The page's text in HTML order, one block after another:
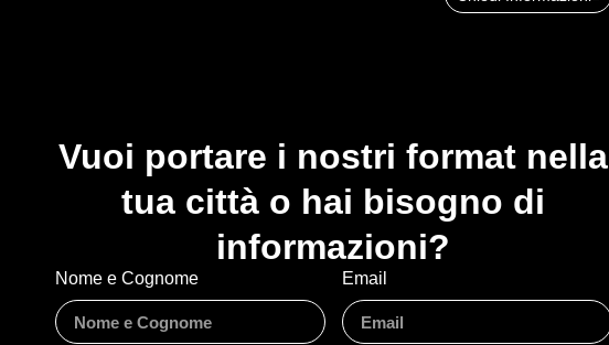
Vuoi portare i nostri format nella
tua città o hai bisogno di
informazioni?
Nome e Cognome Email